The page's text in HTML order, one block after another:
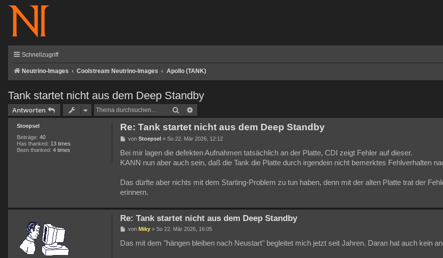
Schnellzugriff
Neutrino-Images Coolstream Neutrino-Images Apollo (TANK)
Tank startet nicht aus dem Deep Standby
Antworten Suche
Stoepsel
Beiträge: 40
Has thanked: 13 times
Been thanked: 4 times
Re: Tank startet nicht aus dem Deep Standby
B
i
t
r
von Stoepsel» So 22. Mär 2026, 12:12
Bei mir lagen die defekten Aufnahmen tatsächlich an der Platte, CDI zeigt Fehler auf dieser.
KANN nun aber auch sein, daß die Tank die Platte durch irgendein nicht bemerktes Fehlverhalten
Das dürfte aber nichts mit dem Starting-Problem zu tun haben, denn mit der alten Platte trat der
erinnern.
Re: Tank startet nicht aus dem Deep Standby
B
i
t
von Miky» So 22. Mär 2026, 16:05
Das mit dem "hängen bleiben nach Neustart" begleitet mich jetzt seit Jahren. Daran hat auch kein